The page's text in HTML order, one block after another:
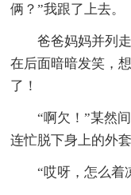
俩？”我跟了上去。
爸爸妈妈并列走
在后面暗暗发笑，
了！
“啊欠！”某然间
连忙脱下身上的外
“哎呀，怎么着